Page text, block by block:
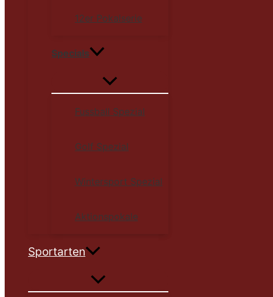
12er Pokalserie
Specials
Fussball Spezial
Golf Spezial
Wintersport Spezial
Aktionspokale
Sportarten